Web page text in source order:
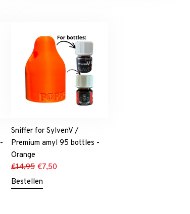
Sniffer for SylvenV /
Premium amyl 95 bottles -
Orange
€14,95 €7,50
Bestellen